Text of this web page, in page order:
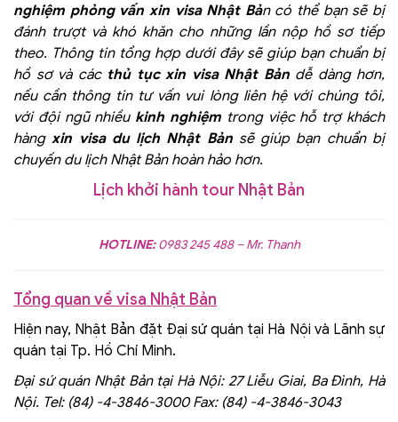
nghiệm phỏng vấn xin visa Nhật Bản có thể bạn sẽ bị
đánh trượt và khó khăn cho những lần nộp hồ sơ tiếp
theo. Thông tin tổng hợp dưới đây sẽ giúp bạn chuẩn bị
hồ sơ và các thủ tục xin visa Nhật Bảndễ dàng hơn,
nếu cần thông tin tư vấn vui lòng liên hệ với chúng tôi,
với đội ngũ nhiều kinh nghiệm trong việc hỗ trợ khách
hàngxin visa du lịch Nhật Bảnsẽ giúp bạn chuẩn bị
chuyến du lịch Nhật Bản hoàn hảo hơn.
Lịch khởi hành tour Nhật Bản
HOTLINE:0983 245 488 – Mr. Thanh
Tổng quan về visa Nhật Bản
Hiện nay, Nhật Bản đặt Đại sứ quán tại Hà Nội và Lãnh sự
quán tại Tp. Hồ Chí Minh.
Đại sứ quán Nhật Bản tại Hà Nội: 27 Liễu Giai, Ba Đình, Hà
Nội. Tel: (84) -4-3846-3000 Fax: (84) -4-3846-3043